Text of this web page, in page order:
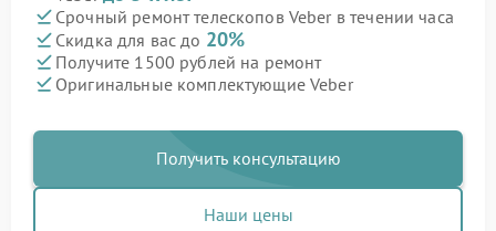
Срочный ремонт телескопов Veber в течении часа
Скидка для вас до 20%
Получите 1500 рублей на ремонт
Оригинальные комплектующие Veber
Получить консультацию
Наши цены